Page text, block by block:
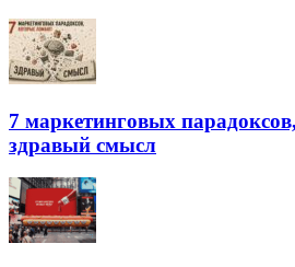
7 маркетинговых
здравый смысл